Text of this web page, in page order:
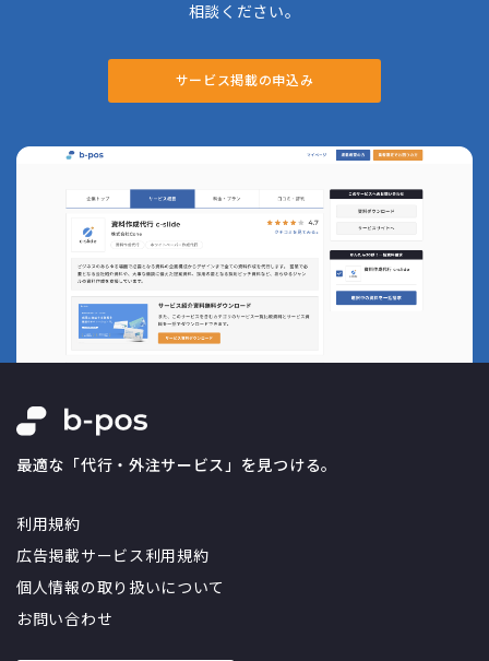
相談ください。
サービス掲載の申込み
最適な「代行・外注サービス」を見つける。
利用規約
広告掲載サービス利用規約
個人情報の取り扱いについて
お問い合わせ